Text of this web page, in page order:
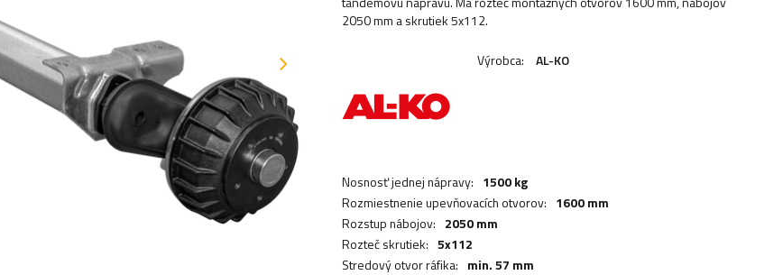
2050 mm a skrutiek 5x112.
Výrobca: AL-KO
Nosnosť jednej nápravy: 1500 kg
Rozmiestnenie upevňovacích otvorov: 1600 mm
Rozstup nábojov: 2050 mm
Rozteč skrutiek: 5x112
Stredový otvor ráfika: min. 57 mm